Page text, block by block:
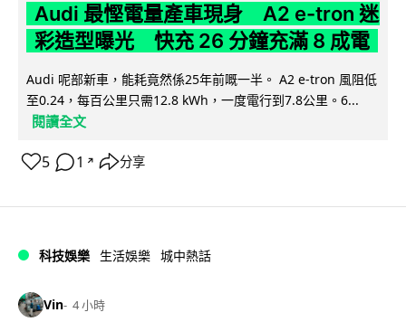
Audi 最慳電量產車現身 A2 e-tron 迷
彩造型曝光 快充 26 分鐘充滿 8 成電
Audi 呢部新車，能耗竟然係25年前嘅一半。 A2 e-tron 風阻低
至0.24，每百公里只需12.8 kWh，一度電行到7.8公里。6...
閱讀全文
5 1 ↗ 分享
科技娛樂 生活娛樂 城中熱話
Vin 4 小時